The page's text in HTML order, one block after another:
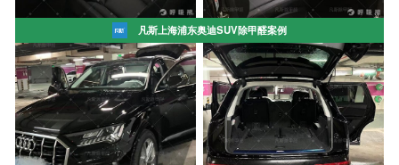
凡斯上海浦东奥迪SUV除甲醛案例